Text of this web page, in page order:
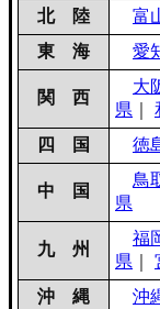
北 陸
富
東 海
愛
関 西
大
県
四 国
徳
中 国
鳥
県
九 州
福
県
沖 縄
沖